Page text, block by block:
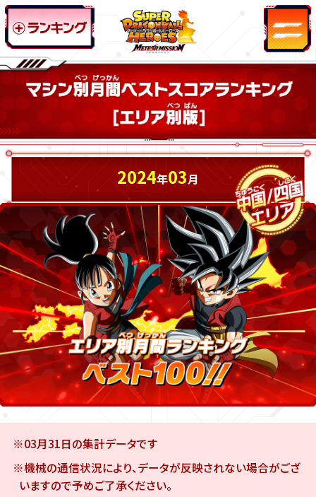
2024年03月
※03月31日の集計データです
※機械の通信状況により、データが反映されない場合がござ
いますので予めご了承ください。